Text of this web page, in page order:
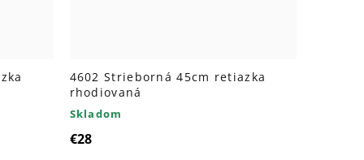
4602 Strieborná 45cm retiazka
rhodiovaná
Skladom
€28